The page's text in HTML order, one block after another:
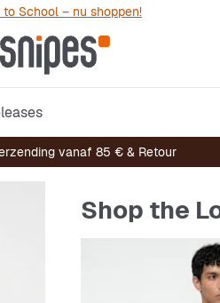
School – nu shoppen!
vanaf 85 € & Retour
Shop the